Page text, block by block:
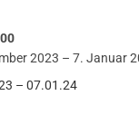
2023 – 7. Januar
– 07.01.24